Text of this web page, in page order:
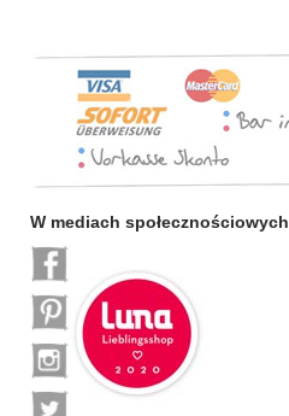
W mediach społecznościowych